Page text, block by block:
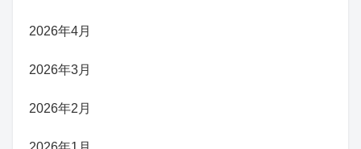
2026年4月
2026年3月
2026年2月